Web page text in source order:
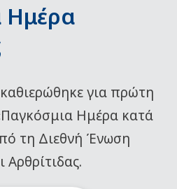
Ημέρα
για πρώτη
Ημέρα κατά
τη Διεθνή Ένωση
Αρθρίτιδας.